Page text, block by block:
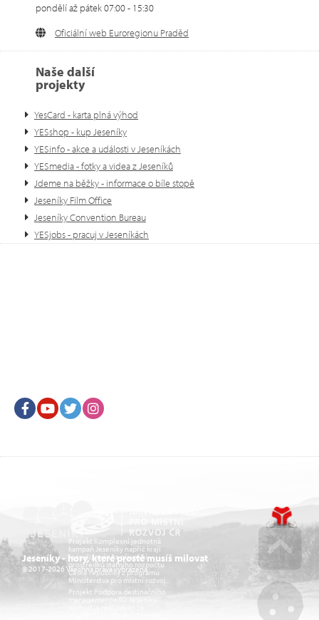
pondělí až pátek 07:00 - 15:30
Oficiální web Euroregionu Praděd
Naše další
projekty
YesCard - karta plná výhod
YESshop - kup Jeseníky
YESinfo - akce a události v Jeseníkách
YESmedia - fotky a videa z Jeseníků
Jdeme na běžky - informace o bíle stopě
Jeseníky Film Office
Jeseníky Convention Bureau
YESjobs - pracuj v Jeseníkách
FacebookYoutubeTwitter
Jeseníky - hory, které prostě musíš milovat
© 2017-2026 Všechna práva vyhrazena.
Projekt Komplexní jednotná
kampaň Jeseníky napříč kraji
je realizován za přispění
prostředků státního rozpočtu
České republiky z programu
Ministerstva pro místní rozvoj.
Projekt Podpora destinačního
managementu TO Jeseníky- Go